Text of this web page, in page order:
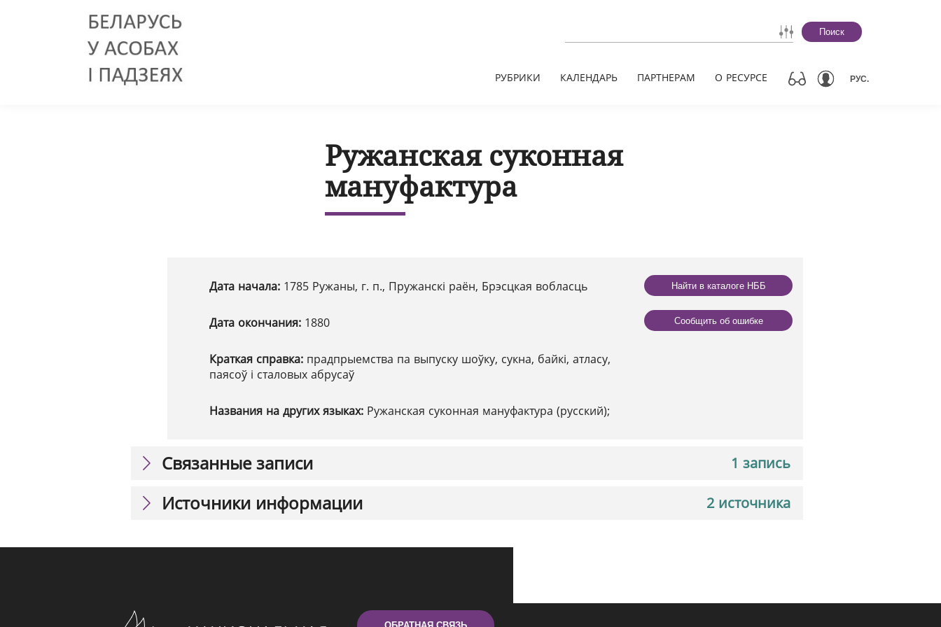
Поиск
РУБРИКИ КАЛЕНДАРЬ ПАРТНЕРАМ О РЕСУРСЕ РУС.
Ружанская суконная
мануфактура
Дата начала: 1785 Ружаны, г. п., Пружанскі раён, Брэсцкая вобласць
Дата окончания: 1880
Краткая справка: прадпрыемства па выпуску шоўку, сукна, байкі, атласу,
паясоў і сталовых абрусаў
Названия на других языках: Ружанская суконная мануфактура (русский);
Найти в каталоге НББ
Сообщить об ошибке
1 запись
Связанные записи
2 источника
Источники информации